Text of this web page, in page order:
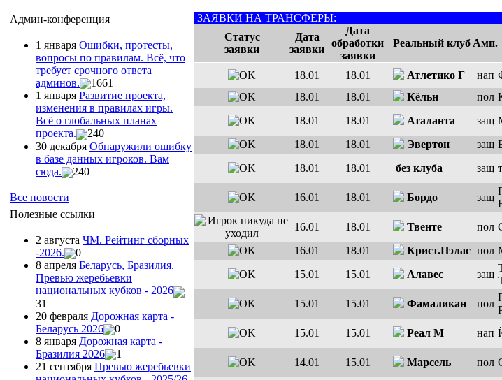
Админ-конференция
1 января Ошибки, протесты,
вопросы по правилам. Всё, что
требует срочного ответа
админов.
1661
1 января Развитие проекта,
изменения в правилах игры.
Всё о глобальных планах
проекта.
240
30 декабря Обнаружили ошибку
в базе данных игроков. Вам
сюда.
240
Все новости
Полезные ссылки
2 августа ЧМ. Рейтинг сборных
-2026.
0
8 апреля Беларусь, Бразилия.
Превью жеребьевки
национальных кубков - 2026
31
20 февраля Дорожная карта -
Беларусь 2026
0
8 января Дорожная карта -
Бразилия 2026
1
21 сентября Превью жеребьевки
ЗАЯВКИ НА ТРАНСФЕРЫ:
Статус
заявки
Дата
заявки
Дата
обработки
заявки
Реальный клуб Амп.
18.01 18.01 Атлетико Г нап
18.01
18.01 Кёльн пол
18.01
18.01 Аталанта защ
18.01
18.01 Эвертон защ
18.01
18.01 без клуба защ
16.01 18.01 Бордо защ
16.01 18.01 Твенте пол
16.01
18.01 Крист.Пэлас пол
15.01
15.01 Алавес защ
15.01 15.01 Фамаликан пол
15.01 15.01 Реал М нап
14.01 15.01 Марсель пол